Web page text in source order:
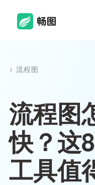
> 流程图
流程图
快？这
工具值